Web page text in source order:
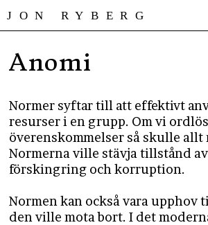
JON RYBERG
Anomi
Normer syftar till att effektivt
resurser i en grupp. Om vi
överenskommelser så skulle allt
Normerna ville stävja tillstånd
förskingring och korruption.
Normen kan också vara upphov
den ville mota bort. I det